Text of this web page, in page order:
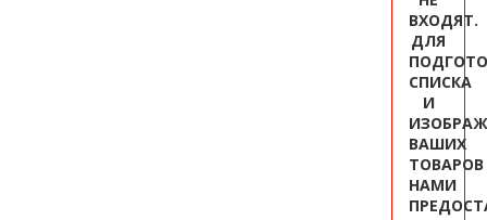
ВХОДЯТ.
ДЛЯ
СПИСКА
И
ВАШИХ
ТОВАРОВ
НАМИ